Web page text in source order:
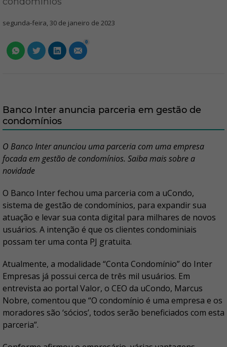
segunda-feira, 30 de janeiro de 2023
0
Banco Inter anuncia parceria em gestão de
condomínios
O Banco Inter anunciou uma parceria com uma empresa
focada em gestão de condomínios. Saiba mais sobre a
novidade
O Banco Inter fechou uma parceria com a uCondo,
sistema de gestão de condomínios, para expandir sua
atuação e levar sua conta digital para milhares de novos
usuários. A intenção é que os clientes condominiais
possam ter uma conta PJ gratuita.
Atualmente, a modalidade “Conta Condomínio” do Inter
Empresas já possui cerca de três mil usuários. Em
entrevista ao portal Valor, o CEO da uCondo, Marcus
Nobre, comentou que “O condomínio é uma empresa e os
moradores são ‘sócios’, todos serão beneficiados com esta
parceria”.